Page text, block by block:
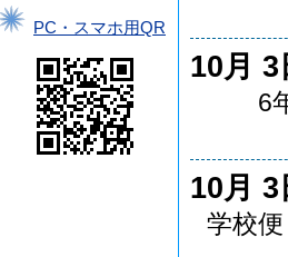
PC・スマホ用QR
10月
6年
10月
学校